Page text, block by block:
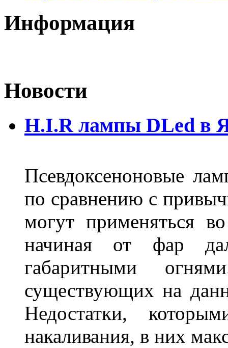
Информация
Новости
H.I.R лампы DLed в
Псевдоксеноновые
по сравнению с
могут применяться
начиная от фар
габаритными
существующих на
Недостатки,
накаливания, в них